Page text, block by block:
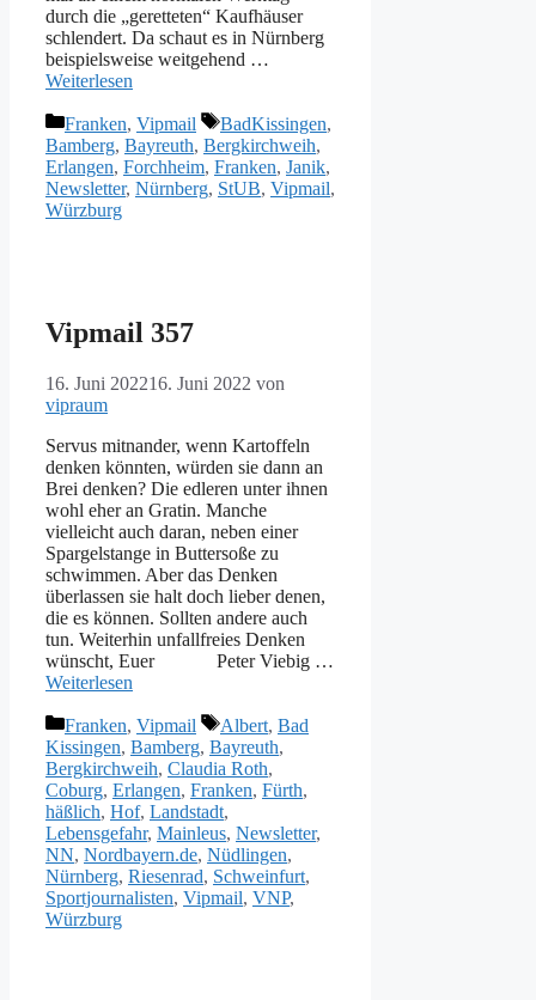
durch die „geretteten“ Kaufhäuser
schlendert. Da schaut es in Nürnberg
beispielsweise weitgehend …
Weiterlesen
Kategorien
Franken, Vipmail Schlagwörter
BadKissingen,
Bamberg, Bayreuth, Bergkirchweih,
Erlangen, Forchheim, Franken, Janik,
Newsletter, Nürnberg, StUB, Vipmail,
Würzburg
Vipmail 357
16. Juni 202216. Juni 2022 von
vipraum
Servus mitnander, wenn Kartoffeln
denken könnten, würden sie dann an
Brei denken? Die edleren unter ihnen
wohl eher an Gratin. Manche
vielleicht auch daran, neben einer
Spargelstange in Buttersoße zu
schwimmen. Aber das Denken
überlassen sie halt doch lieber denen,
die es können. Sollten andere auch
tun. Weiterhin unfallfreies Denken
wünscht, Euer Peter Viebig …
Weiterlesen
Kategorien
Franken, Vipmail Schlagwörter
Albert, Bad
Kissingen, Bamberg, Bayreuth,
Bergkirchweih, Claudia Roth,
Coburg, Erlangen, Franken, Fürth,
häßlich, Hof, Landstadt,
Lebensgefahr, Mainleus, Newsletter,
NN, Nordbayern.de, Nüdlingen,
Nürnberg, Riesenrad, Schweinfurt,
Sportjournalisten, Vipmail, VNP,
Würzburg